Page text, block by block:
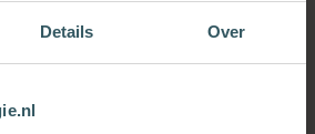
Details Over
en Jezus zelf. Je ontdekt dat
helemaal bij horen — en dat
inzicht en verdieping.
vraagt geen